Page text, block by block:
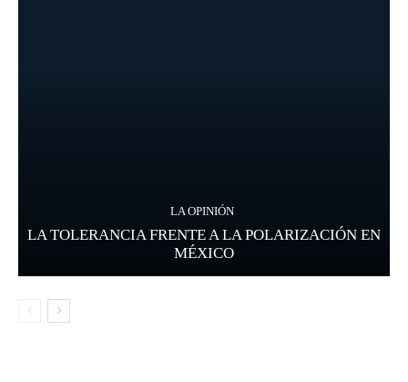
LA OPINIÓN
LA TOLERANCIA FRENTE A LA POLARIZACIÓN EN
MÉXICO